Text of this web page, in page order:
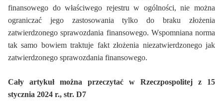
finansowego do właściwego rejestru w ogólności, nie można
ograniczać jego zastosowania tylko do braku złożenia
zatwierdzonego sprawozdania finansowego. Wspomniana norma
tak samo bowiem traktuje fakt złożenia niezatwierdzonego jak
zatwierdzonego sprawozdania finansowego.
Cały artykuł można przeczytać w Rzeczpospolitej z 15
stycznia 2024 r., str. D7